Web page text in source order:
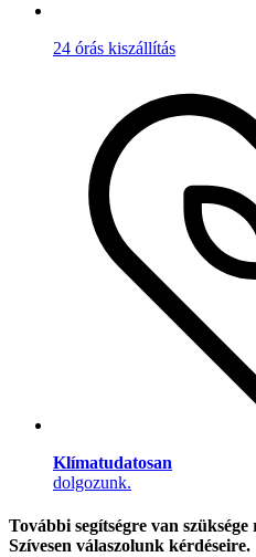
24 órás kiszállítás
Klímatudatosan
dolgozunk.
További segítségre van
Szívesen válaszolunk kérdéseire.